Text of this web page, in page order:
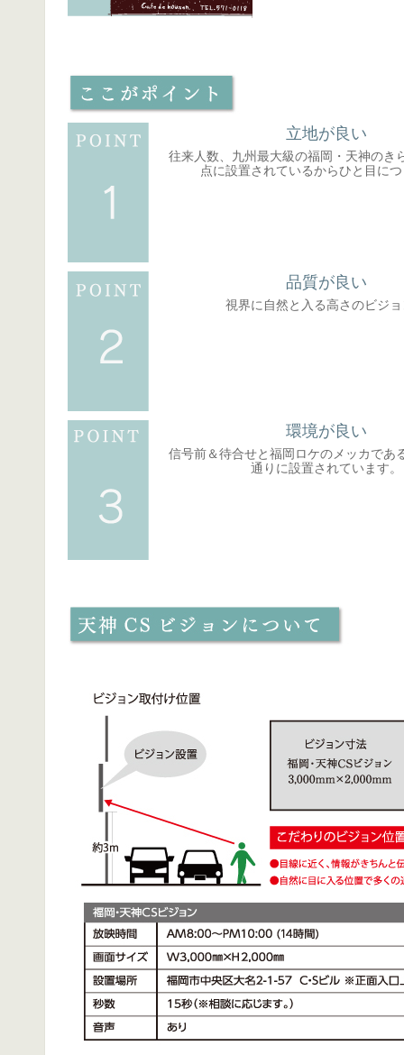
立地が良い
往来人数、九州最大級の福岡・天神のき
点に設置されているからひと目に
品質が良い
視界に自然と入る高さのビジ
環境が良い
信号前＆待合せと福岡ロケのメッカであ
通りに設置されています。